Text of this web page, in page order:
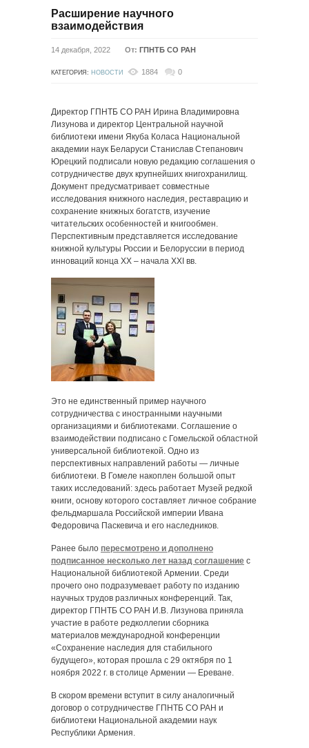
Расширение научного
взаимодействия
14 декабря, 2022 От: ГПНТБ СО РАН
КАТЕГОРИЯ: НОВОСТИ 1884 0
Директор ГПНТБ СО РАН Ирина Владимировна
Лизунова и директор Центральной научной
библиотеки имени Якуба Коласа Национальной
академии наук Беларуси Станислав Степанович
Юрецкий подписали новую редакцию соглашения о
сотрудничестве двух крупнейших книгохранилищ.
Документ предусматривает совместные
исследования книжного наследия, реставрацию и
сохранение книжных богатств, изучение
читательских особенностей и книгообмен.
Перспективным представляется исследование
книжной культуры России и Белоруссии в период
инноваций конца XX – начала XXI вв.
Это не единственный пример научного
сотрудничества с иностранными научными
организациями и библиотеками. Соглашение о
взаимодействии подписано с Гомельской областной
универсальной библиотекой. Одно из
перспективных направлений работы — личные
библиотеки. В Гомеле накоплен большой опыт
таких исследований: здесь работает Музей редкой
книги, основу которого составляет личное собрание
фельдмаршала Российской империи Ивана
Федоровича Паскевича и его наследников.
Ранее было пересмотрено и дополнено
подписанное несколько лет назад соглашение с
Национальной библиотекой Армении. Среди
прочего оно подразумевает работу по изданию
научных трудов различных конференций. Так,
директор ГПНТБ СО РАН И.В. Лизунова приняла
участие в работе редколлегии сборника
материалов международной конференции
«Сохранение наследия для стабильного
будущего», которая прошла с 29 октября по 1
ноября 2022 г. в столице Армении — Ереване.
В скором времени вступит в силу аналогичный
договор о сотрудничестве ГПНТБ СО РАН и
библиотеки Национальной академии наук
Республики Армения.